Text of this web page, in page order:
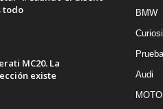
todo
MC20. La
existe
BMW
Audi